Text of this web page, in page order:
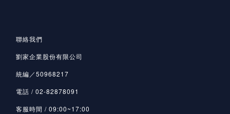
聯絡我們
劉家企業股份有限公司
統編／50968217
電話 / 02-82878091
客服時間 / 09:00~17:00